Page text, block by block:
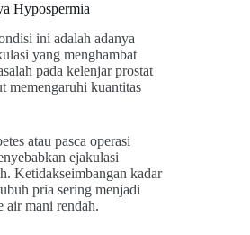
Hypospermia
ini adalah adanya
yang menghambat
pada kelenjar prostat
memengaruhi kuantitas
atau pasca operasi
ejakulasi
Ketidakseimbangan kadar
pria sering menjadi
air mani rendah.